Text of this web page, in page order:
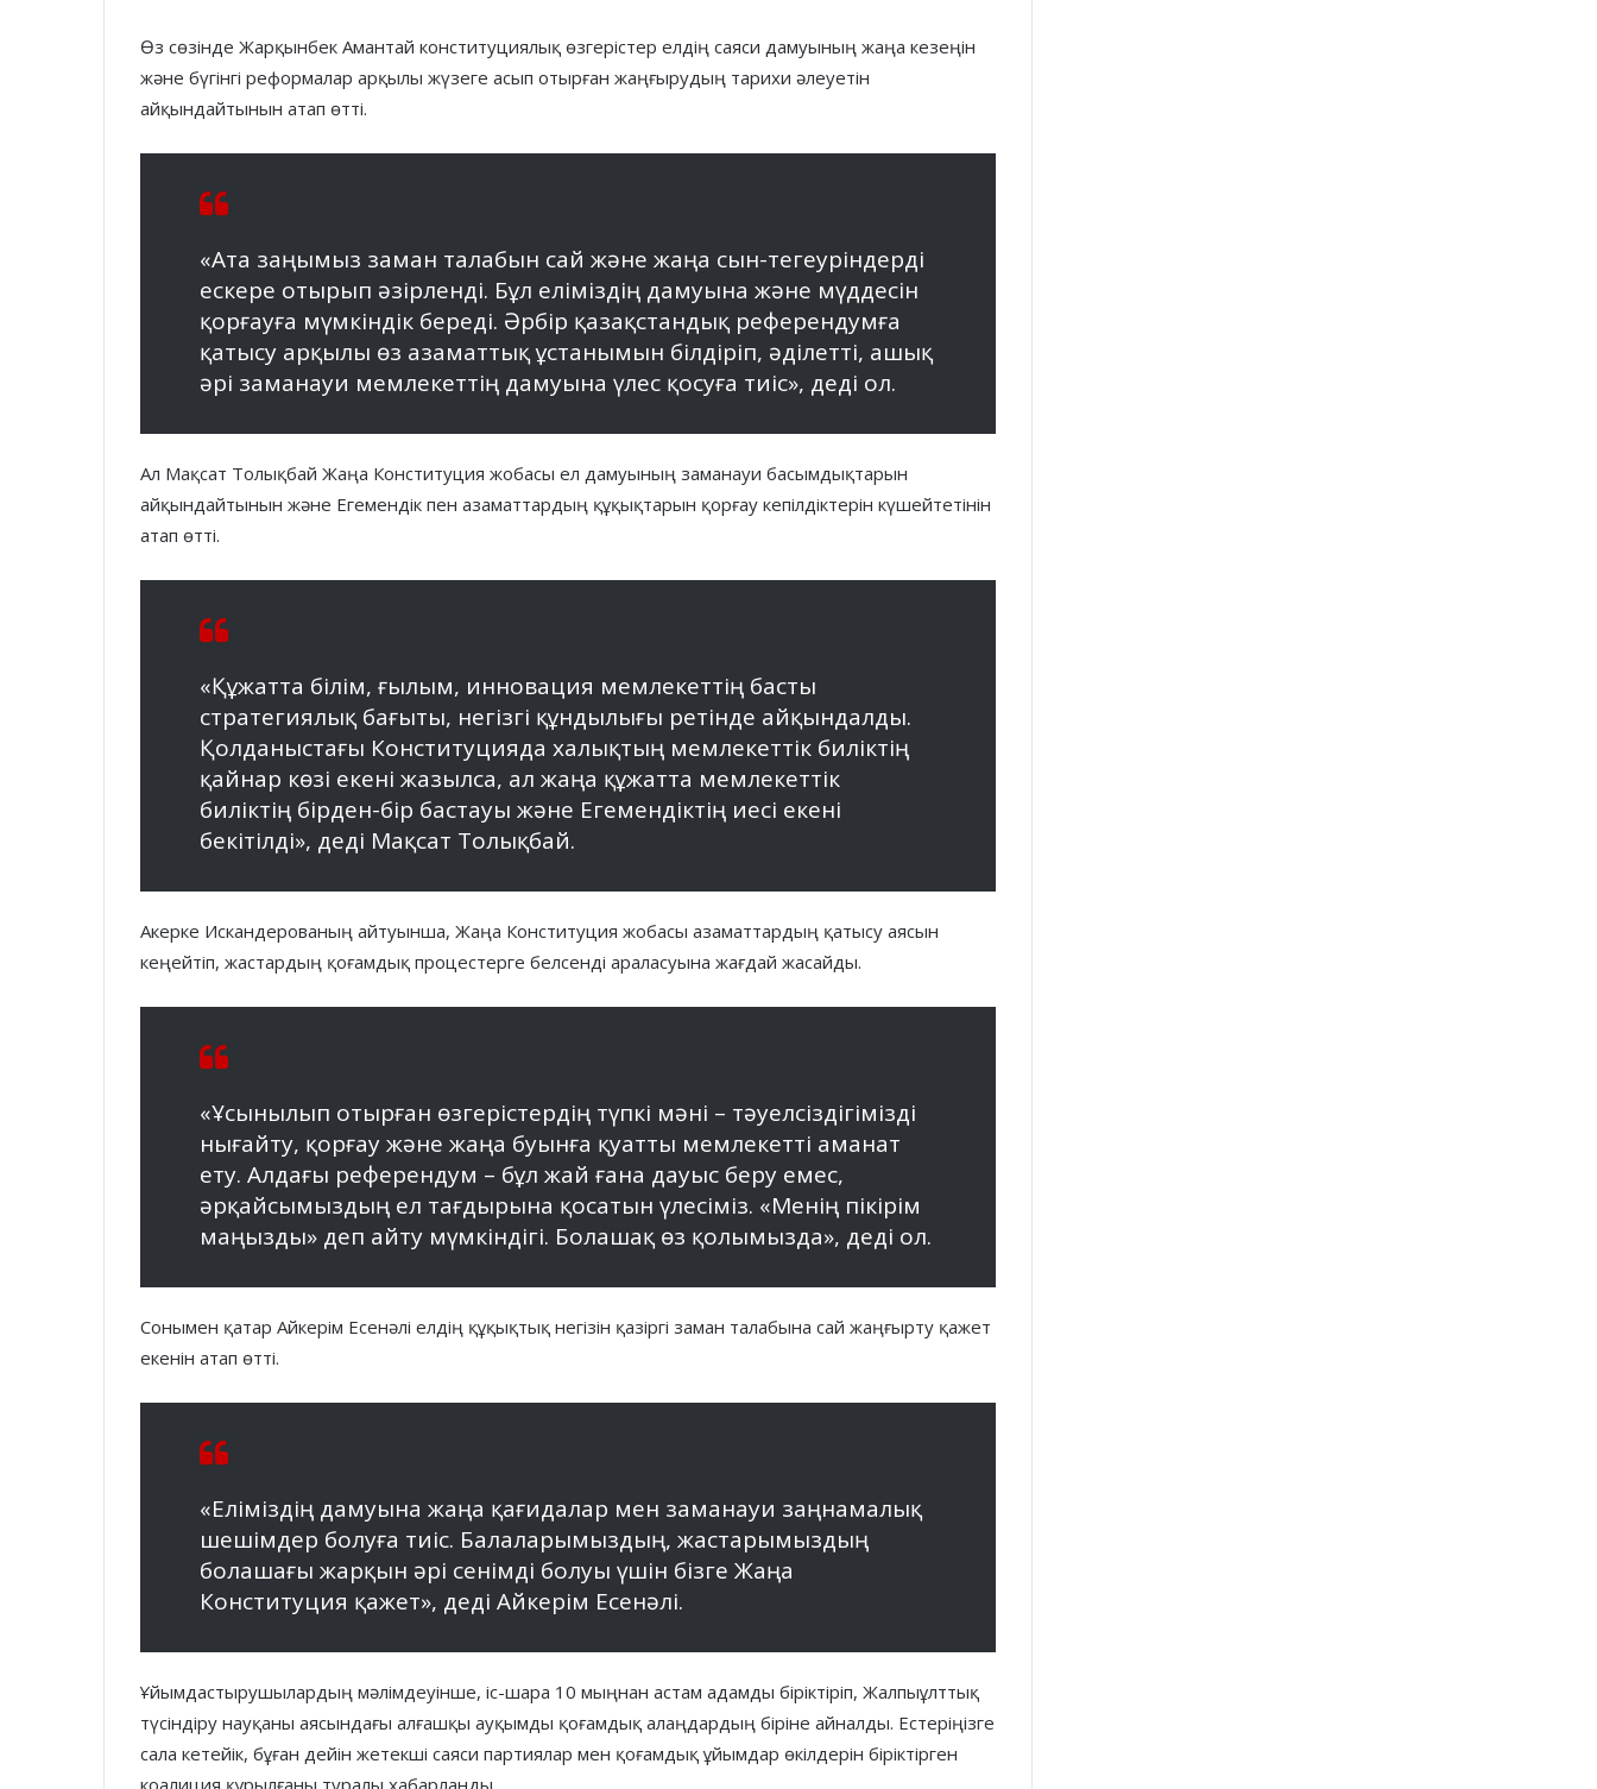
Өз сөзінде Жарқынбек Амантай конституциялық өзгерістер елдің саяси дамуының жаңа кезеңін
және бүгінгі реформалар арқылы жүзеге асып отырған жаңғырудың тарихи әлеуетін
айқындайтынын атап өтті.
«Ата заңымыз заман талабын сай және жаңа сын-тегеуріндерді
ескере отырып әзірленді. Бұл еліміздің дамуына және мүддесін
қорғауға мүмкіндік береді. Әрбір қазақстандық референдумға
қатысу арқылы өз азаматтық ұстанымын білдіріп, әділетті, ашық
әрі заманауи мемлекеттің дамуына үлес қосуға тиіс», деді ол.
Ал Мақсат Толықбай Жаңа Конституция жобасы ел дамуының заманауи басымдықтарын
айқындайтынын және Егемендік пен азаматтардың құқықтарын қорғау кепілдіктерін күшейтетінін
атап өтті.
«Құжатта білім, ғылым, инновация мемлекеттің басты
стратегиялық бағыты, негізгі құндылығы ретінде айқындалды.
Қолданыстағы Конституцияда халықтың мемлекеттік биліктің
қайнар көзі екені жазылса, ал жаңа құжатта мемлекеттік
биліктің бірден-бір бастауы және Егемендіктің иесі екені
бекітілді», деді Мақсат Толықбай.
Акерке Искандерованың айтуынша, Жаңа Конституция жобасы азаматтардың қатысу аясын
кеңейтіп, жастардың қоғамдық процестерге белсенді араласуына жағдай жасайды.
«Ұсынылып отырған өзгерістердің түпкі мәні – тәуелсіздігімізді
нығайту, қорғау және жаңа буынға қуатты мемлекетті аманат
ету. Алдағы референдум – бұл жай ғана дауыс беру емес,
әрқайсымыздың ел тағдырына қосатын үлесіміз. «Менің пікірім
маңызды» деп айту мүмкіндігі. Болашақ өз қолымызда», деді ол.
Сонымен қатар Айкерім Есенәлі елдің құқықтық негізін қазіргі заман талабына сай жаңғырту қажет
екенін атап өтті.
«Еліміздің дамуына жаңа қағидалар мен заманауи заңнамалық
шешімдер болуға тиіс. Балаларымыздың, жастарымыздың
болашағы жарқын әрі сенімді болуы үшін бізге Жаңа
Конституция қажет», деді Айкерім Есенәлі.
Ұйымдастырушылардың мәлімдеуінше, іс-шара 10 мыңнан астам адамды біріктіріп, Жалпыұлттық
түсіндіру науқаны аясындағы алғашқы ауқымды қоғамдық алаңдардың біріне айналды. Естеріңізге
сала кетейік, бұған дейін жетекші саяси партиялар мен қоғамдық ұйымдар өкілдерін біріктірген